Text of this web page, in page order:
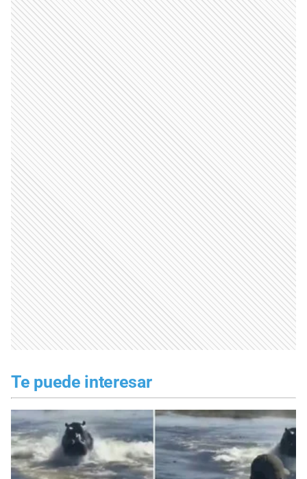
Te puede interesar